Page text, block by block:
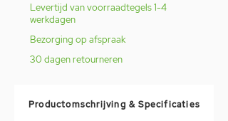
Levertijd van voorraadtegels 1-4
werkdagen
Bezorging op afspraak
30 dagen retourneren
Productomschrijving & Specificaties